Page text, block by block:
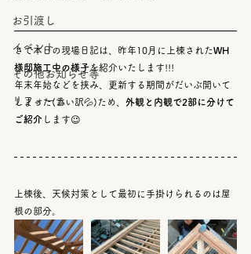
お引渡し
イベント
その他お知らせ等
リフォーム
さて本日の現場日記は、昨年10月に上棟されたWH
様邸施工中の様子を紹介いたします!!!
年末年始などを挟み、更新する期間がだいぶ開いて
しまった(言い訳💦)ため、 外観と内観で2部に分けて
ご紹介 します😉
上棟後、天候対策として最初に手掛けられるのは屋
根の部分。